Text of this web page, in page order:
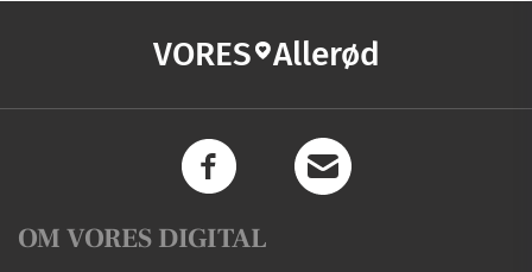
VORES Allerød
OM VORES DIGITAL